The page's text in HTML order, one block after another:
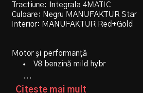
Tractiune: Integrala 4MATIC
Culoare: Negru MANUFAKTUR Star
Interior: MANUFAKTUR Red+Gold
Motor și performanță
V8 benzină mild hybr
...
Citeste mai mult
Preț mașină
Rata dobânzii
Calculează rata
Calculează rata
Rata lunară
0